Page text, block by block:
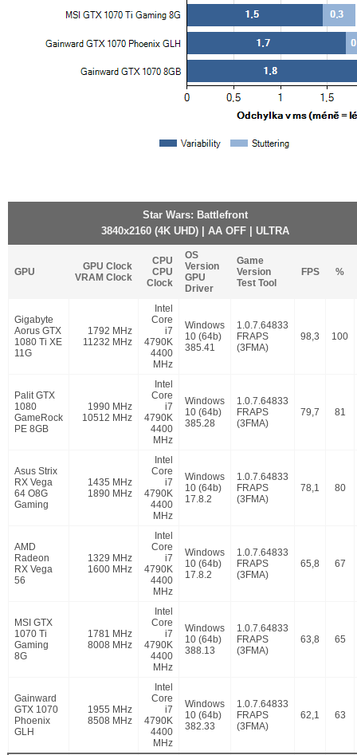
Star Wars: Battlefront
3840x2160 (4K UHD) | AA OFF | ULTRA
GPU
GPU Clock
VRAM Clock
CPU
CPU
Clock
OS
Version
GPU
Driver
Game
Version
Test Tool
FPS %
Gigabyte
Aorus GTX
1080 Ti XE
11G
1792 MHz
11232 MHz
Intel
Core
i7
4790K
4400
MHz
Windows
10 (64b)
385.41
1.0.7.64833
FRAPS
(3FMA)
98,3 100
Palit GTX
1080
GameRock
PE 8GB
1990 MHz
10512 MHz
Intel
Core
i7
4790K
4400
MHz
Windows
10 (64b)
385.28
1.0.7.64833
FRAPS
(3FMA)
79,7 81
Asus Strix
RX Vega
64 O8G
Gaming
1435 MHz
1890 MHz
Intel
Core
i7
4790K
4400
MHz
Windows
10 (64b)
17.8.2
1.0.7.64833
FRAPS
(3FMA)
78,1 80
AMD
Radeon
RX Vega
56
1329 MHz
1600 MHz
Intel
Core
i7
4790K
4400
MHz
Windows
10 (64b)
17.8.2
1.0.7.64833
FRAPS
(3FMA)
65,8 67
MSI GTX
1070 Ti
Gaming
8G
1781 MHz
8008 MHz
Intel
Core
i7
4790K
4400
MHz
Windows
10 (64b)
388.13
1.0.7.64833
FRAPS
(3FMA)
63,8 65
Gainward
GTX 1070
Phoenix
GLH
1955 MHz
8508 MHz
Intel
Core
i7
4790K
4400
MHz
Windows
10 (64b)
382.33
1.0.7.64833
FRAPS
(3FMA)
62,1 63